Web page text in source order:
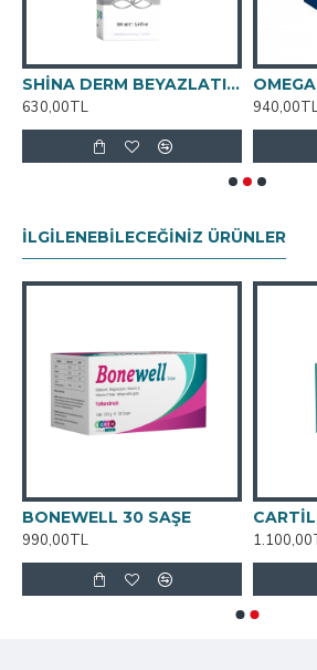
SHİNA DERM BEYAZLATICI KREM 100ML
630,00TL
İLGILENEBILECEĞINIZ ÜRÜNLER
BONEWELL 30 SAŞE
990,00TL